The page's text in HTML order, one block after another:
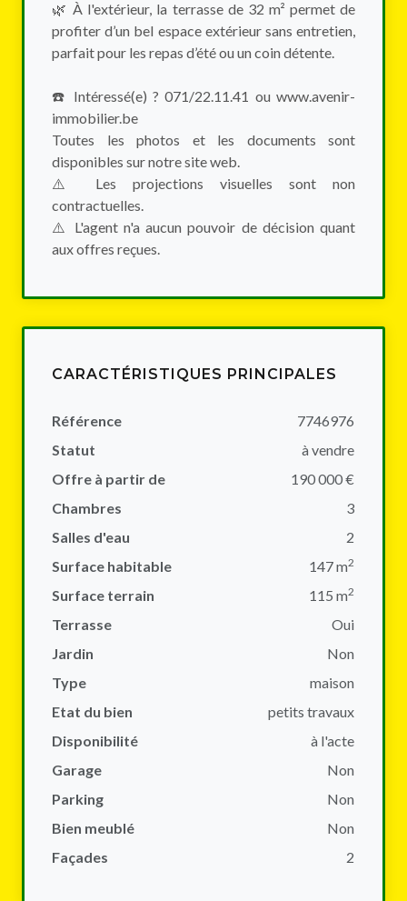
🌿 À l'extérieur, la terrasse de 32 m² permet de
profiter d’un bel espace extérieur sans entretien,
parfait pour les repas d’été ou un coin détente.
☎️ Intéressé(e) ? 071/22.11.41 ou www.avenir-
immobilier.be
Toutes les photos et les documents sont
disponibles sur notre site web.
⚠️️‍‍‍ Les projections visuelles sont non
contractuelles.
⚠️️‍‍‍ L'agent n'a aucun pouvoir de décision quant
aux offres reçues.
CARACTÉRISTIQUES PRINCIPALES
Référence
7746976
Statut
à vendre
Offre à partir de
190 000 €
Chambres
3
Salles d'eau
2
Surface habitable
147 m2
Surface terrain 115 m2
Terrasse
Oui
Jardin
Non
Type
maison
Etat du bien
petits travaux
Disponibilité
à l'acte
Garage
Non
Parking
Non
Bien meublé
Non
Façades
2